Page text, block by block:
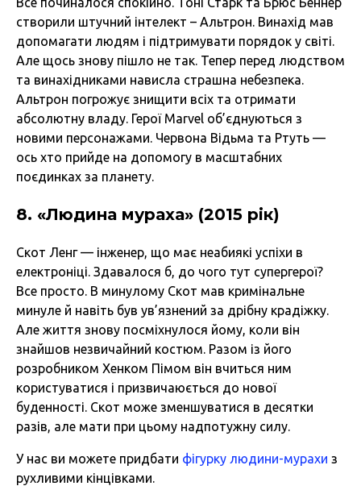
створили штучний інтелект – Альтрон. Винахід мав
допомагати людям і підтримувати порядок у світі.
Але щось знову пішло не так. Тепер перед людством
та винахідниками нависла страшна небезпека.
Альтрон погрожує знищити всіх та отримати
абсолютну владу. Герої Marvel об’єднуються з
новими персонажами. Червона Відьма та Ртуть —
ось хто прийде на допомогу в масштабних
поєдинках за планету.
8. «Людина мураха» (2015 рік)
Скот Ленг — інженер, що має неабиякі успіхи в
електроніці. Здавалося б, до чого тут супергерої?
Все просто. В минулому Скот мав кримінальне
минуле й навіть був ув’язнений за дрібну крадіжку.
Але життя знову посміхнулося йому, коли він
знайшов незвичайний костюм. Разом із його
розробником Хенком Пімом він вчиться ним
користуватися і призвичаюється до нової
буденності. Скот може зменшуватися в десятки
разів, але мати при цьому надпотужну силу.
У нас ви можете придбати фігурку людини-мурахи з
рухливими кінцівками.